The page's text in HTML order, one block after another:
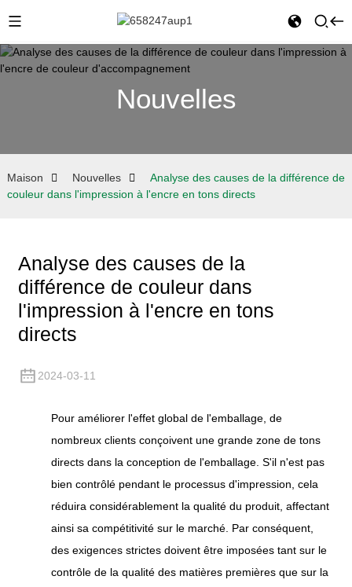
Nouvelles
Maison Nouvelles
Analyse des causes de la différence de
couleur dans l'impression à l'encre en tons directs
Analyse des causes de la
différence de couleur dans
l'impression à l'encre en tons
directs
2024-03-11
Pour améliorer l'effet global de l'emballage, de
nombreux clients conçoivent une grande zone de tons
directs dans la conception de l'emballage. S'il n'est pas
bien contrôlé pendant le processus d'impression, cela
réduira considérablement la qualité du produit, affectant
ainsi sa compétitivité sur le marché. Par conséquent,
des exigences strictes doivent être imposées tant sur le
contrôle de la qualité des matières premières que sur la